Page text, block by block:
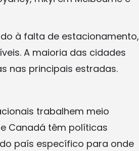
à falta de estacionamento,
A maioria das cidades
nas principais estradas.
trabalhem meio
Canadá têm políticas
país específico para onde